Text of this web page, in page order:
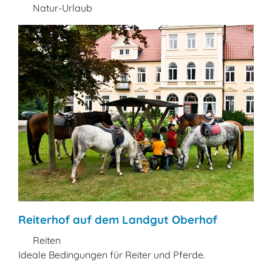
Natur-Urlaub
Reiterhof auf dem Landgut Oberhof
Reiten
Ideale Bedingungen für Reiter und Pferde.